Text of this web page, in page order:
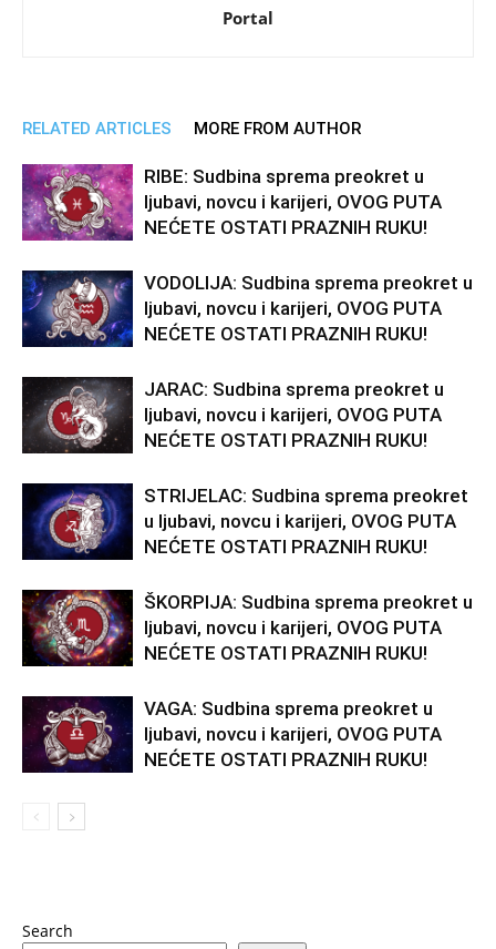
Portal
RELATED ARTICLES MORE FROM AUTHOR
RIBE: Sudbina sprema preokret u
ljubavi, novcu i karijeri, OVOG PUTA
NEĆETE OSTATI PRAZNIH RUKU!
VODOLIJA: Sudbina sprema preokret u
ljubavi, novcu i karijeri, OVOG PUTA
NEĆETE OSTATI PRAZNIH RUKU!
JARAC: Sudbina sprema preokret u
ljubavi, novcu i karijeri, OVOG PUTA
NEĆETE OSTATI PRAZNIH RUKU!
STRIJELAC: Sudbina sprema preokret
u ljubavi, novcu i karijeri, OVOG PUTA
NEĆETE OSTATI PRAZNIH RUKU!
ŠKORPIJA: Sudbina sprema preokret u
ljubavi, novcu i karijeri, OVOG PUTA
NEĆETE OSTATI PRAZNIH RUKU!
VAGA: Sudbina sprema preokret u
ljubavi, novcu i karijeri, OVOG PUTA
NEĆETE OSTATI PRAZNIH RUKU!
Search